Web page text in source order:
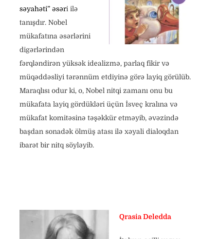
səyahəti” əsəri ilə
tanışdır. Nobel
mükafatına əsərlərini
digərlərindən
fərqləndirən yüksək idealizmə, parlaq fikir və
müqəddəsliyi tərənnüm etdiyinə görə layiq görülüb.
Maraqlısı odur ki, o, Nobel nitqi zamanı onu bu
mükafata layiq gördükləri üçün İsveç kralına və
mükafat komitəsinə təşəkkür etməyib, əvəzində
başdan sonadək ölmüş atası ilə xəyali dialoqdan
ibarət bir nitq söyləyib.
Qrasia Deledda